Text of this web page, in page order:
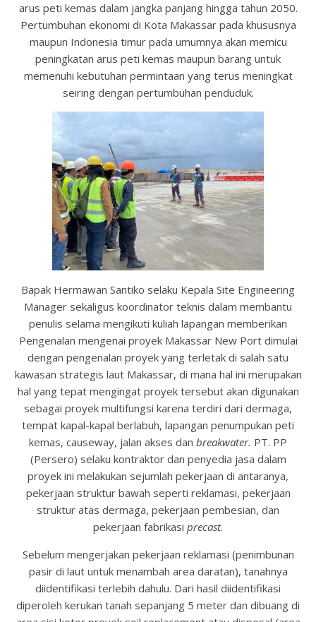
arus peti kemas dalam jangka panjang hingga tahun 2050.
Pertumbuhan ekonomi di Kota Makassar pada khususnya
maupun Indonesia timur pada umumnya akan memicu
peningkatan arus peti kemas maupun barang untuk
memenuhi kebutuhan permintaan yang terus meningkat
seiring dengan pertumbuhan penduduk.
Bapak Hermawan Santiko selaku Kepala Site Engineering
Manager sekaligus koordinator teknis dalam membantu
penulis selama mengikuti kuliah lapangan memberikan
Pengenalan mengenai proyek Makassar New Port dimulai
dengan pengenalan proyek yang terletak di salah satu
kawasan strategis laut Makassar, di mana hal ini merupakan
hal yang tepat mengingat proyek tersebut akan digunakan
sebagai proyek multifungsi karena terdiri dari dermaga,
tempat kapal-kapal berlabuh, lapangan penumpukan peti
kemas, causeway, jalan akses dan breakwater. PT. PP
(Persero) selaku kontraktor dan penyedia jasa dalam
proyek ini melakukan sejumlah pekerjaan di antaranya,
pekerjaan struktur bawah seperti reklamasi, pekerjaan
struktur atas dermaga, pekerjaan pembesian, dan
pekerjaan fabrikasi precast.
Sebelum mengerjakan pekerjaan reklamasi (penimbunan
pasir di laut untuk menambah area daratan), tanahnya
diidentifikasi terlebih dahulu. Dari hasil diidentifikasi
diperoleh kerukan tanah sepanjang 5 meter dan dibuang di